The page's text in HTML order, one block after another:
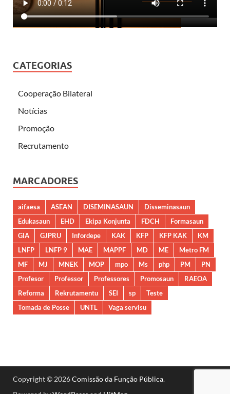
CATEGORIAS
Cooperação Bilateral
Notícias
Promoção
Recrutamento
MARCADORES
aifaesa ASEAN DISEMINASAUN
Disseminasaun
Edukasaun
EHD Ekipa Konjunta FDCH
Formasaun
GIA
GJPRU Infordepe KAK KFP KFP KAK
KM
LNFP
LNFP 9 MAE MAPPF MD ME
Metro FM
MF
MJ MNEK MOP mpo Ms php PM
PN
Profesor
Professor Professores Promosaun
RAEOA
Reforma
Rekrutamentu SEI sp
Teste
Tomada de Posse
UNTL Vaga servisu
Copyright © 2026Comissão da Função Pública.